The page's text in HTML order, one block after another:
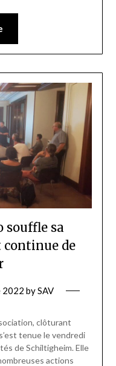
souffle sa
continue de
2022 bySAV
clôturant
tenue le vendredi
de Schiltigheim. Elle
actions